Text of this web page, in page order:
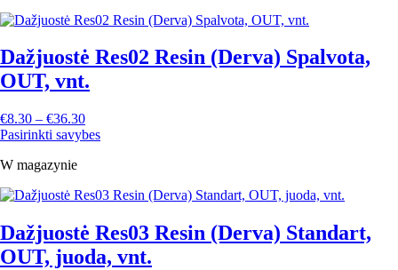
Dažjuostė Res02 Resin (Derva) Spalvota,
OUT, vnt.
€8.30 – €36.30
Pasirinkti savybes
W magazynie
Dažjuostė Res03 Resin (Derva) Standart,
OUT, juoda, vnt.